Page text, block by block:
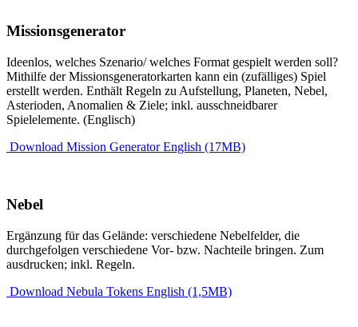
Missionsgenerator
Ideenlos, welches Szenario/ welches Format gespielt werden soll?
Mithilfe der Missionsgeneratorkarten kann ein (zufälliges) Spiel
erstellt werden. Enthält Regeln zu Aufstellung, Planeten, Nebel,
Asterioden, Anomalien & Ziele; inkl. ausschneidbarer
Spielelemente. (Englisch)
Download Mission Generator English (17MB)
Nebel
Ergänzung für das Gelände: verschiedene Nebelfelder, die
durchgefolgen verschiedene Vor- bzw. Nachteile bringen. Zum
ausdrucken; inkl. Regeln.
Download Nebula Tokens English (1,5MB)